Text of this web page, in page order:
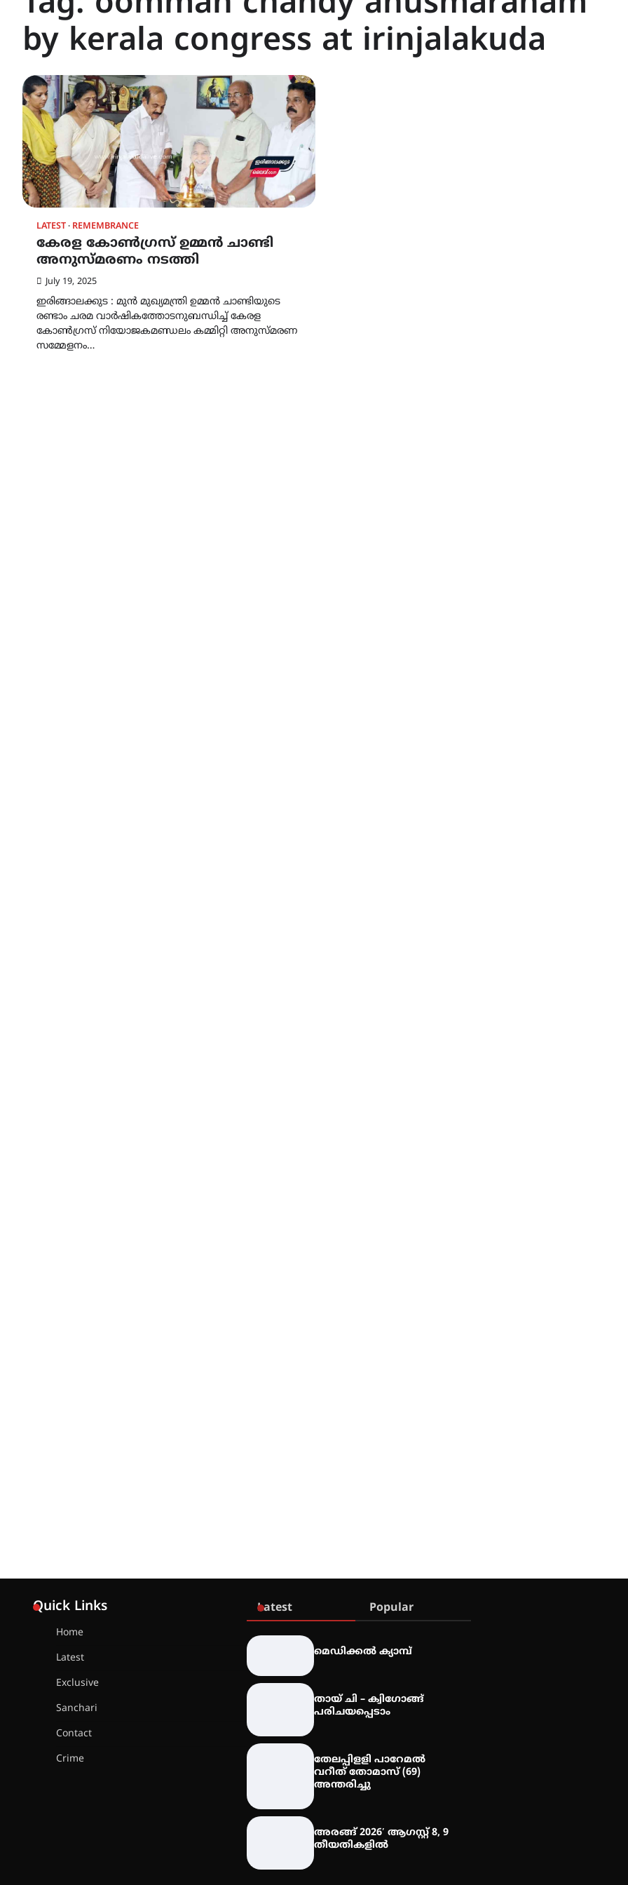
by kerala congress at irinjalakuda
LATEST REMEMBRANCE
കേരള കോൺഗ്രസ് ഉമ്മൻ ചാണ്ടി
അനുസ്മരണം നടത്തി
July 19, 2025
ഇരിങ്ങാലക്കുട : മുൻ മുഖ്യമന്ത്രി ഉമ്മൻ ചാണ്ടിയുടെ
രണ്ടാം ചരമ വാർഷികത്തോടനുബന്ധിച്ച് കേരള
കോൺഗ്രസ് നിയോജകമണ്ഡലം കമ്മിറ്റി അനുസ്മരണ
സമ്മേളനം…
Quick Links
Home
Latest
Exclusive
Sanchari
Contact
Crime
Latest Popular
മെഡിക്കൽ ക്യാമ്പ്
തായ് ചി – ക്വിഗോങ്ങ്
പരിചയപ്പെടാം
തേലപ്പിളളി പാറേമൽ
വറീത് തോമാസ് (69)
അന്തരിച്ചു
അരങ്ങ് 2026′ ആഗസ്റ്റ് 8, 9
തീയതികളിൽ